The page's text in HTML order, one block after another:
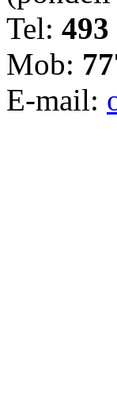
Tel: 493
Mob:
E-mail: